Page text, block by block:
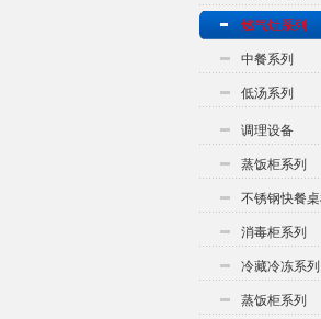
燃气灶系列
中餐系列
低汤系列
调理设备
蒸饭柜系列
不锈钢快餐
消毒柜系列
冷藏冷冻系列
蒸饭柜系列